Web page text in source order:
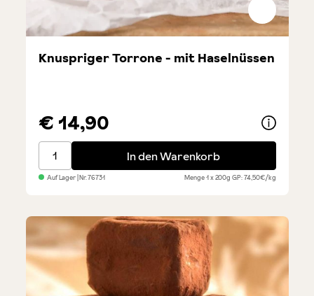
Knuspriger Torrone - mit Haselnüssen
€ 14,90
Knuspriger Torrone - mit Haselnüssen
In den Warenkorb
Auf Lager| Nr.76731 Menge1 x 200gGP: 74,50€/kg